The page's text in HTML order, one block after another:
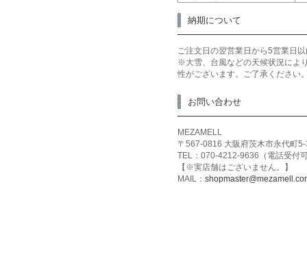
納期について
ご注文日の翌営業日から5営業日
※大雪、台風などの天候状況によ
性がございます。ご了承ください
お問い合わせ
MEZAMELL
〒567-0816 大阪府茨木市永代
TEL：070-4212-9636（電話受付
【※実店舗はございません。】
MAIL：